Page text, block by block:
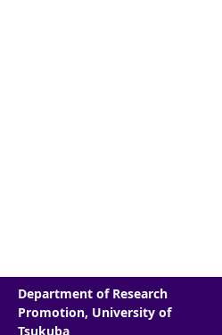
Department of Research
Promotion, University of
Tsukuba